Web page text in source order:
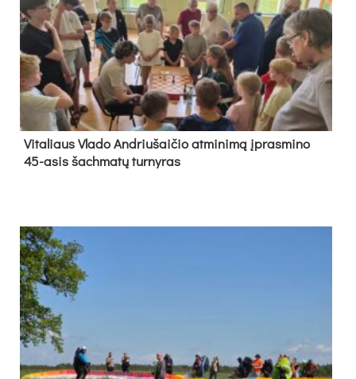
Vi­ta­liaus Vla­do And­riu­šai­čio at­mi­ni­mą įpras­mi­no
45-asis šach­ma­tų tur­ny­ras